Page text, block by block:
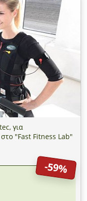
για
"Fast Fitness Lab"
-59%